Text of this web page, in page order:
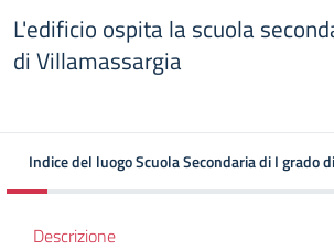
L'edificio ospita la scuola
di Villamassargia
Indice del luogo Scuola Secondaria di I grado
Descrizione